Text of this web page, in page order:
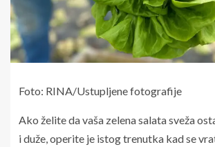
Foto: RINA/Ustupljene fotografije
Ako želite da vaša zelena salata sveža
i duže, operite je istog trenutka kad se